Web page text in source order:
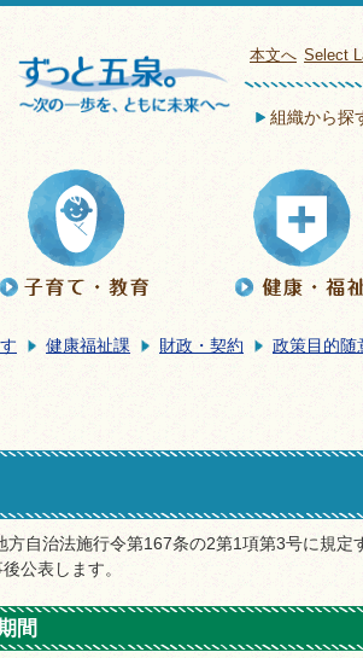
本文へ Select
組織から探
健康福祉課 財政・契約 政策目的随
自治法施行令第167条の2第1項第3号に規定
公表します。
間